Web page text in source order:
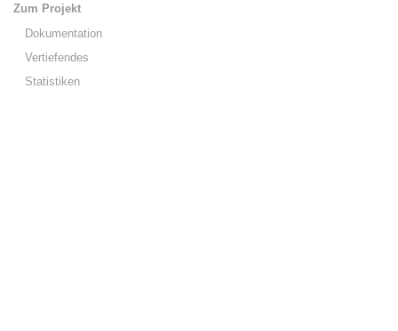
Zum Projekt
Dokumentation
Vertiefendes
Statistiken